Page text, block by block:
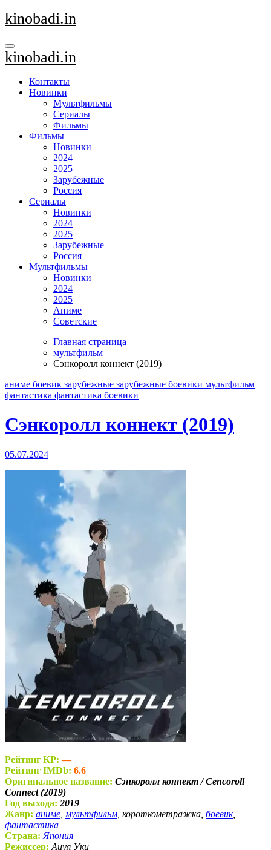
Перейти
к
kinobadi.in
kinobadi.in
Контакты
Новинки
Мультфильмы
Сериалы
Фильмы
Фильмы
Новинки
2024
2025
Зарубежные
Россия
Сериалы
Новинки
2024
2025
Зарубежные
Россия
Мультфильмы
Новинки
2024
2025
Аниме
Советские
Главная страница
мультфильм
Сэнкоролл коннект (2019)
аниме боевик зарубежные зарубежные боевики мультфильм
фантастика фантастика боевики
Сэнкоролл коннект (2019)
05.07.2024
Рейтинг KP: —
Рейтинг IMDb: 6.6
Оригинальное название: Сэнкоролл коннект / Cencoroll
Connect (2019)
Год выхода: 2019
Жанр: аниме мультфильм , короткометражка, боевик,
фантастика
Страна: Япония
Режиссер: Ацуя Уки